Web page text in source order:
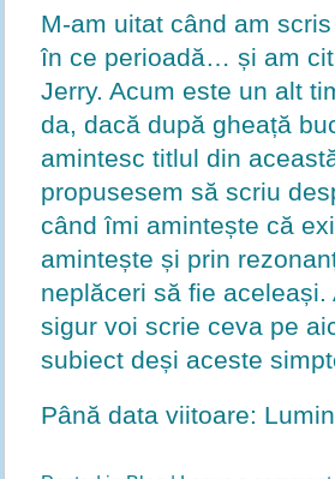
M-am uitat când am
în ce perioadă… și am
Jerry. Acum este un alt
da, dacă după gheață
amintesc titlul din
propusesem să scriu
când îmi amintește că
amintește și prin
neplăceri să fie
sigur voi scrie ceva pe
subiect deși aceste
Până data viitoare: